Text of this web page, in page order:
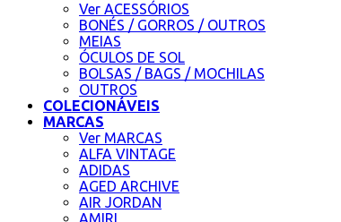
Ver ACESSÓRIOS
BONÉS / GORROS / OUTROS
MEIAS
ÓCULOS DE SOL
BOLSAS / BAGS / MOCHILAS
OUTROS
COLECIONÁVEIS
MARCAS
Ver MARCAS
ALFA VINTAGE
ADIDAS
AGED ARCHIVE
AIR JORDAN
AMIRI